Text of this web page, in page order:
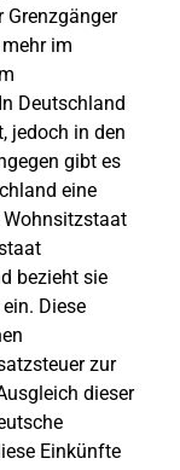
Grenzgänger
im
Deutschland
jedoch in den
gibt es
eine
Wohnsitzstaat
bezieht sie
Diese
zur
dieser
Einkünfte